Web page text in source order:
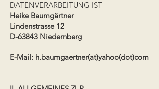
DATENVERARBEITUNG IST
Heike Baumgärtner
Lindenstrasse 12
D-63843 Niedernberg
E-Mail: h.baumgaertner(at)yahoo(dot)com